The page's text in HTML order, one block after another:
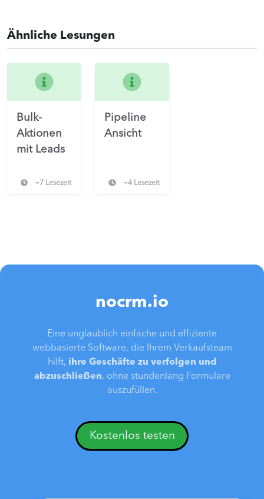
Ähnliche Lesungen
Bulk-
Aktionen
mit Leads
~7 Lesezeit
Pipeline
Ansicht
~4 Lesezeit
nocrm.io
Eine unglaublich einfache und effiziente
webbasierte Software, die Ihrem Verkaufsteam
hilft, ihre Geschäfte zu verfolgen und
abzuschließen, ohne stundenlang Formulare
auszufüllen.
Kostenlos testen